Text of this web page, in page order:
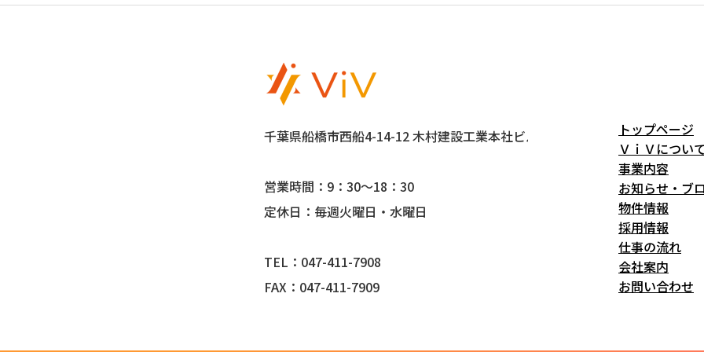
千葉県船橋市西船4-14-12 木村建設工業本社ビル5階
営業時間：9：30～18：30
定休日：毎週火曜日・水曜日
TEL：047-411-7908
FAX：047-411-7909
トップページ
ＶｉＶについ
事業内容
お知らせ・ブ
物件情報
採用情報
仕事の流れ
会社案内
お問い合わせ